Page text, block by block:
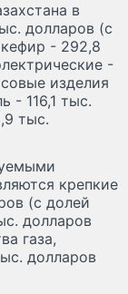
в
долларов (с
кефир - 292,8
-
изделия
- 116,1 тыс.
тыс.
крепкие
(с долей
долларов
газа,
долларов